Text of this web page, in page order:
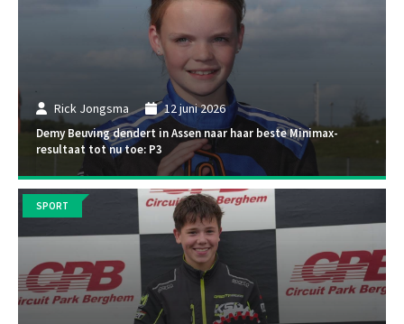
Rick Jongsma 12 juni 2026
Demy Beuving dendert in Assen naar haar beste Minimax-
resultaat tot nu toe: P3
SPORT